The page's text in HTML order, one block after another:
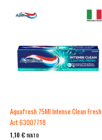
Aquafresh 75Ml Intense Clean Fresh
Art.63007718
1,10 € IVATO